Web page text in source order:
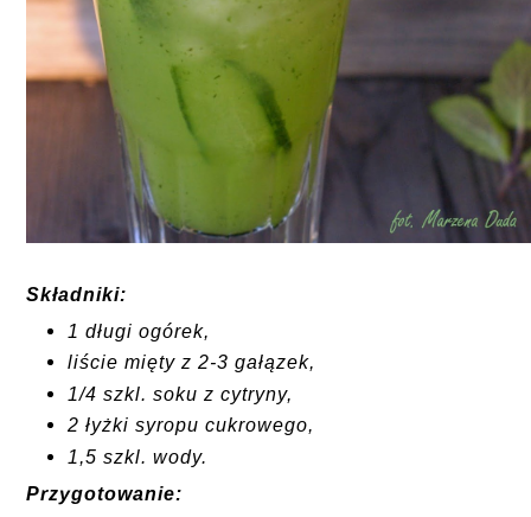
Składniki:
1 długi ogórek,
liście mięty z 2-3 gałązek,
1/4 szkl. soku z cytryny,
2 łyżki syropu cukrowego,
1,5 szkl. wody.
Przygotowanie: